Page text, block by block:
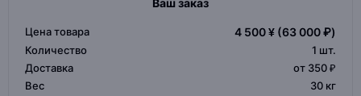
Ваш заказ
Цена товара 4 500 ¥ (63 000 ₽)
Количество 1 шт.
Доставка
от 350 ₽
Вес
30 кг